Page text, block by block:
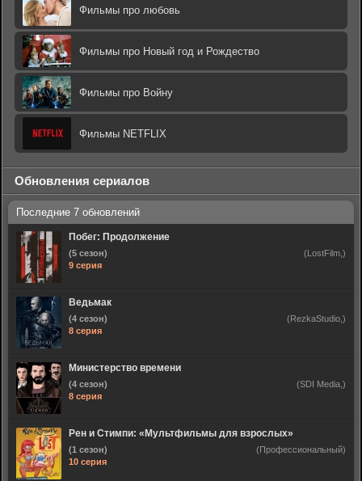
Фильмы про любовь
Фильмы про Новый год и Рождество
Фильмы про Войну
Фильмы NETFLIX
Обновления сериалов
Побег: Продолжение
(5 сезон)
9 серия
(LostFilm,)
Ведьмак
(4 сезон)
8 серия
(RezkaStudio,)
Министерство времени
(4 сезон)
8 серия
(SDI Media,)
Рен и Стимпи: «Мультфильмы для взрослых»
(1 сезон)
10 серия
(Профессиональный)